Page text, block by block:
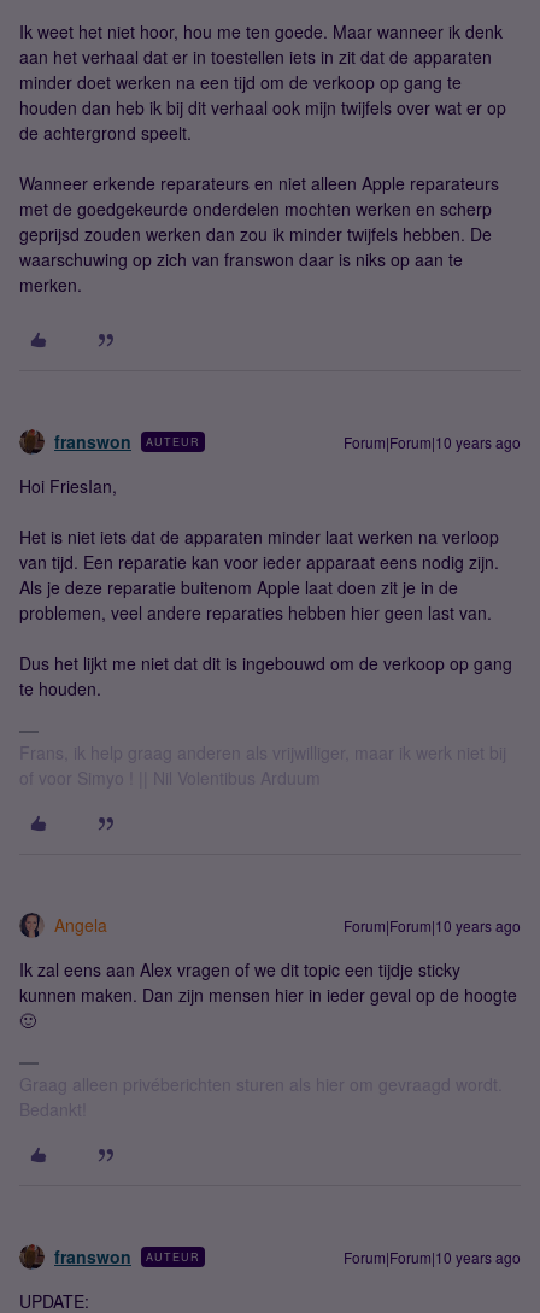
Ik weet het niet hoor, hou me ten goede. Maar wanneer ik denk
aan het verhaal dat er in toestellen iets in zit dat de apparaten
minder doet werken na een tijd om de verkoop op gang te
houden dan heb ik bij dit verhaal ook mijn twijfels over wat er op
de achtergrond speelt.
Wanneer erkende reparateurs en niet alleen Apple reparateurs
met de goedgekeurde onderdelen mochten werken en scherp
geprijsd zouden werken dan zou ik minder twijfels hebben. De
waarschuwing op zich van franswon daar is niks op aan te
merken.
franswon AUTEUR Forum|Forum|10 years ago
Hoi FriesIan,
Het is niet iets dat de apparaten minder laat werken na verloop
van tijd. Een reparatie kan voor ieder apparaat eens nodig zijn.
Als je deze reparatie buitenom Apple laat doen zit je in de
problemen, veel andere reparaties hebben hier geen last van.
Dus het lijkt me niet dat dit is ingebouwd om de verkoop op gang
te houden.
Frans, ik help graag anderen als vrijwilliger, maar ik werk niet bij
of voor Simyo ! || Nil Volentibus Arduum
Angela Forum|Forum|10 years ago
Ik zal eens aan Alex vragen of we dit topic een tijdje sticky
kunnen maken. Dan zijn mensen hier in ieder geval op de hoogte
🙂
Graag alleen privéberichten sturen als hier om gevraagd wordt.
Bedankt!
franswon AUTEUR Forum|Forum|10 years ago
UPDATE: